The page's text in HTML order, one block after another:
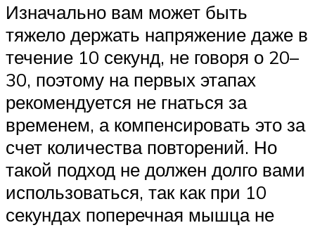
Изначально вам может быть
тяжело держать напряжение даже в
течение 10 секунд, не говоря о 20–
30, поэтому на первых этапах
рекомендуется не гнаться за
временем, а компенсировать это за
счет количества повторений. Но
такой подход не должен долго вами
использоваться, так как при 10
секундах поперечная мышца не